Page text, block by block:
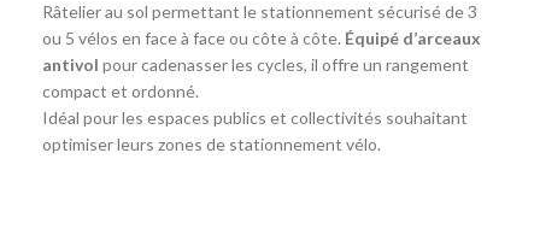
Râtelier au sol permettant le stationnement sécurisé de 3
ou 5 vélos en face à face ou côte à côte. Équipé d’arceaux
antivol pour cadenasser les cycles, il offre un rangement
compact et ordonné.
Idéal pour les espaces publics et collectivités souhaitant
optimiser leurs zones de stationnement vélo.